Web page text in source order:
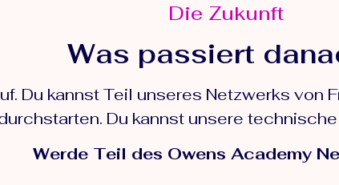
Die Zukunft
Was passiert
Du kannst Teil unseres Netzwerks von
Du kannst unsere
Werde Teil des Owens Academy